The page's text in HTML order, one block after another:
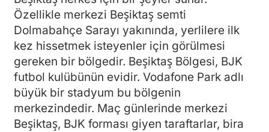
Özellikle merkezi Beşiktaş semti
Dolmabahçe Sarayı yakınında, yerlilere ilk
kez hissetmek isteyenler için görülmesi
gereken bir bölgedir. Beşiktaş Bölgesi, BJK
futbol kulübünün evidir. Vodafone Park adlı
büyük bir stadyum bu bölgenin
merkezindedir. Maç günlerinde merkezi
Beşiktaş, BJK forması giyen taraftarlar, bira